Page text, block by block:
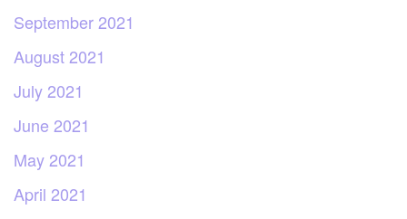
September 2021
August 2021
July 2021
June 2021
May 2021
April 2021